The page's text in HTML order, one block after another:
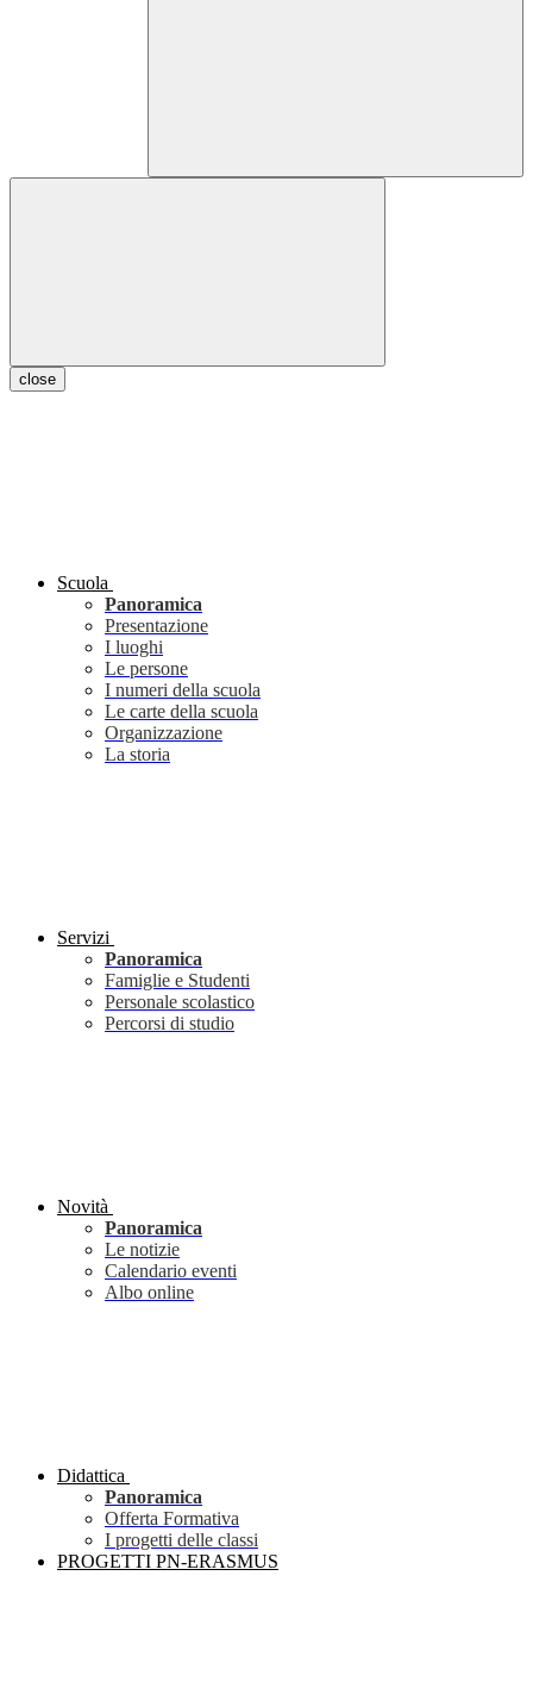
close
Scuola
Panoramica
Presentazione
I luoghi
Le persone
I numeri della scuola
Le carte della scuola
Organizzazione
La storia
Servizi
Panoramica
Famiglie e Studenti
Personale scolastico
Percorsi di studio
Novità
Panoramica
Le notizie
Calendario eventi
Albo online
Didattica
Panoramica
Offerta Formativa
I progetti delle classi
PROGETTI PN-ERASMUS